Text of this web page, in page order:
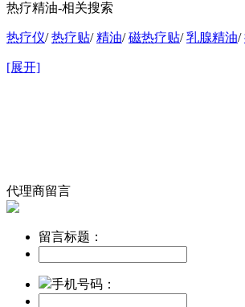
热疗精油-相关搜索
热疗仪/ 热疗贴/ 精油/ 磁热疗贴/ 乳腺精油/
[展开]
代理商留言
留言标题：
手机号码：